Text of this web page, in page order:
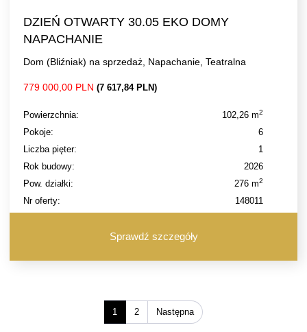
DZIEŃ OTWARTY 30.05 EKO DOMY
NAPACHANIE
Dom (Bliźniak) na sprzedaż, Napachanie, Teatralna
779 000,00 PLN (7 617,84 PLN)
Powierzchnia: 102,26 m2
Pokoje:
6
Liczba pięter:
1
Rok budowy:
2026
Pow. działki:
276 m2
Nr oferty: 148011
Sprawdź szczegóły
1 2 Następna